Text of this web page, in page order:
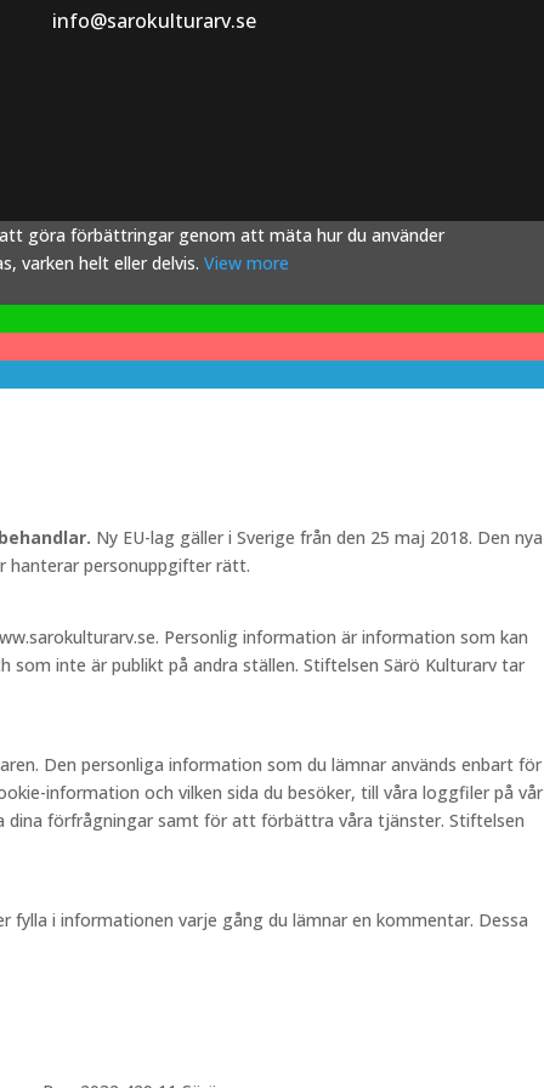
info@sarokulturarv.se
att göra förbättringar genom att mäta hur du använder
varken helt eller delvis. View more
Ny EU-lag gäller i Sverige från den 25 maj 2018. Den nya
hanterar personuppgifter rätt.
Personlig information är information som kan
inte är publikt på andra ställen. Stiftelsen Särö Kulturarv tar
Den personliga information som du lämnar används enbart för
information och vilken sida du besöker, till våra loggfiler på vår
dina förfrågningar samt för att förbättra våra tjänster. Stiftelsen
i informationen varje gång du lämnar en kommentar. Dessa